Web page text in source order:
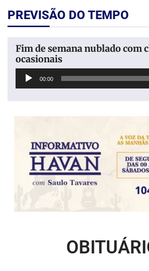
PREVISÃO DO TEMPO
Fim de semana nublado com
ocasionais
Tocador
00:00